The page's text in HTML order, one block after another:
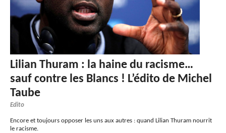
Lilian Thuram : la haine du racisme…
sauf contre les Blancs ! L’édito de Michel
Taube
Edito
Encore et toujours opposer les uns aux autres : quand Lilian Thuram nourrit
le racisme.